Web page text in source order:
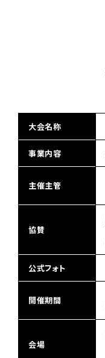
大会名称
事業内容
主催主管
協賛
公式フォト
開催期間
会場